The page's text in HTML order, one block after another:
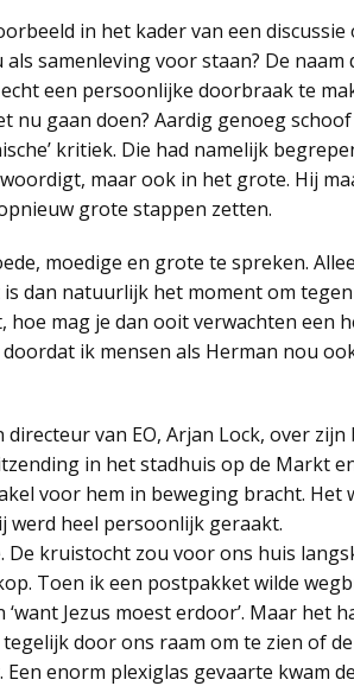
in het kader van een
samenleving voor staan? De
een persoonlijke doorbraak te
nu gaan doen? Aardig genoeg
kritiek. Die had namelijk
maar ook in het grote. Hij
grote stappen zetten.
moedige en grote te spreken.
dan natuurlijk het moment om
mag je dan ooit verwachten een
ik mensen als Herman nou
van EO, Arjan Lock, over
in het stadhuis op de Markt
voor hem in beweging bracht. Het
werd heel persoonlijk geraakt.
De kruistocht zou voor ons huis
Toen ik een postpakket wilde
Jezus moest erdoor’. Maar het
door ons raam om te zien of
enorm plexiglas gevaarte kwam